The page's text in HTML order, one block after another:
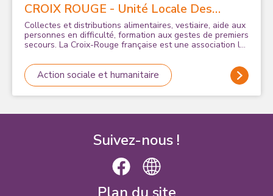
CROIX ROUGE - Unité Locale Des
Portes De France
Collectes et distributions alimentaires, vestiaire, aide aux
personnes en difficulté, formation aux gestes de premiers
secours. La Croix-Rouge française est une association loi
humanitaire et présente sur tout le territoire français
pour venir en aide aux plus vulnérables. Formation des
bénévoles : le Bénévole sera en binôme avec un
bénévole déjà sur place pour une formation sur toutes
Action sociale et humanitaire
Suivez-nous !